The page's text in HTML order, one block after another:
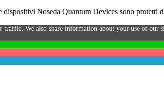
Noseda Quantum Devices sono protetti
traffic. We also share information about your use of